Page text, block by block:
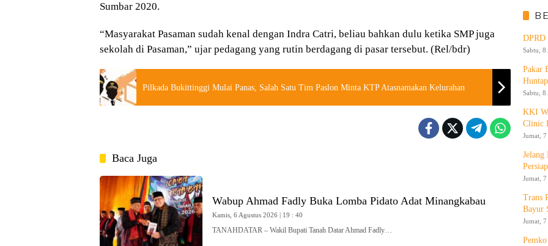
Sumbar 2020.
“Masyarakat Pasaman sudah kenal dengan Indra Catri, beliau bahkan dulu ketika SMP juga
sekolah di Pasaman,” ujar pedagang yang rutin berdagang di pasar tersebut. (Rel/bdr)
Pilkada Bukittinggi Mulai Panas, Salah Satu Tim Paslon Minta KTP Atasnamakan Kelurahan
Baca Juga
Wabup Ahmad Fadly Buka Lomba Pidato Adat Minangkabau
Kamis, 6 Agustus 2026 | 19 : 40
TANAHDATAR – Wakil Bupati Tanah Datar Ahmad Fadly…
DPRD
Sabtu, 8
Pakar
Sabtu, 8
KKI
Clinic
Jumat,
Jelang
Jumat,
Trans
Bayur
Jumat,